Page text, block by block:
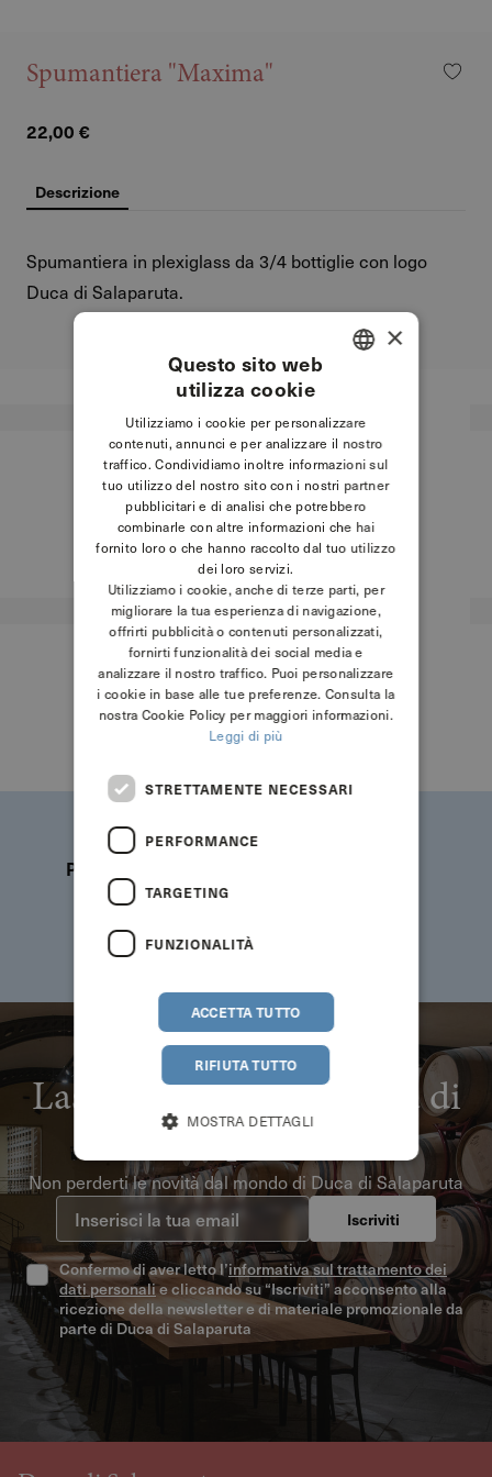
Spumantiera "Maxima"
22,00 €
Descrizione
Spumantiera in plexiglass da 3/4 bottiglie con logo
Duca di Salaparuta.
Pagamenti sicuri
Assistenza
ISCRIVITI ALLA NEWSLETTER
Lasciati ispirare da Duca di
Salaparuta
Non perderti le novità dal mondo di Duca di Salaparuta
Inserisci la tua email
Iscriviti
Confermo di aver letto l’informativa sul trattamento dei
dati personalie cliccando su “Iscriviti” acconsento alla
ricezione della newsletter e di materiale promozionale da
parte di Duca di Salaparuta
×
Questo sito web
utilizza cookie
Utilizziamo i cookie per personalizzare
contenuti, annunci e per analizzare il nostro
traffico. Condividiamo inoltre informazioni sul
tuo utilizzo del nostro sito con i nostri partner
pubblicitari e di analisi che potrebbero
combinarle con altre informazioni che hai
fornito loro o che hanno raccolto dal tuo utilizzo
dei loro servizi.
Utilizziamo i cookie, anche di terze parti, per
migliorare la tua esperienza di navigazione,
offrirti pubblicità o contenuti personalizzati,
fornirti funzionalità dei social media e
analizzare il nostro traffico. Puoi personalizzare
i cookie in base alle tue preferenze. Consulta la
nostra Cookie Policy per maggiori informazioni.
Leggi di più
STRETTAMENTE NECESSARI
PERFORMANCE
TARGETING
FUNZIONALITÀ
ACCETTA TUTTO
RIFIUTA TUTTO
MOSTRA DETTAGLI